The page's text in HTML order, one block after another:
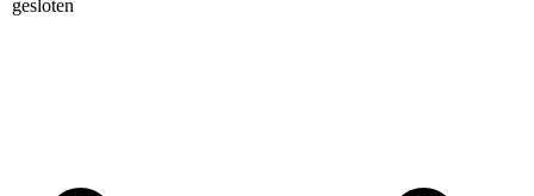
gesloten